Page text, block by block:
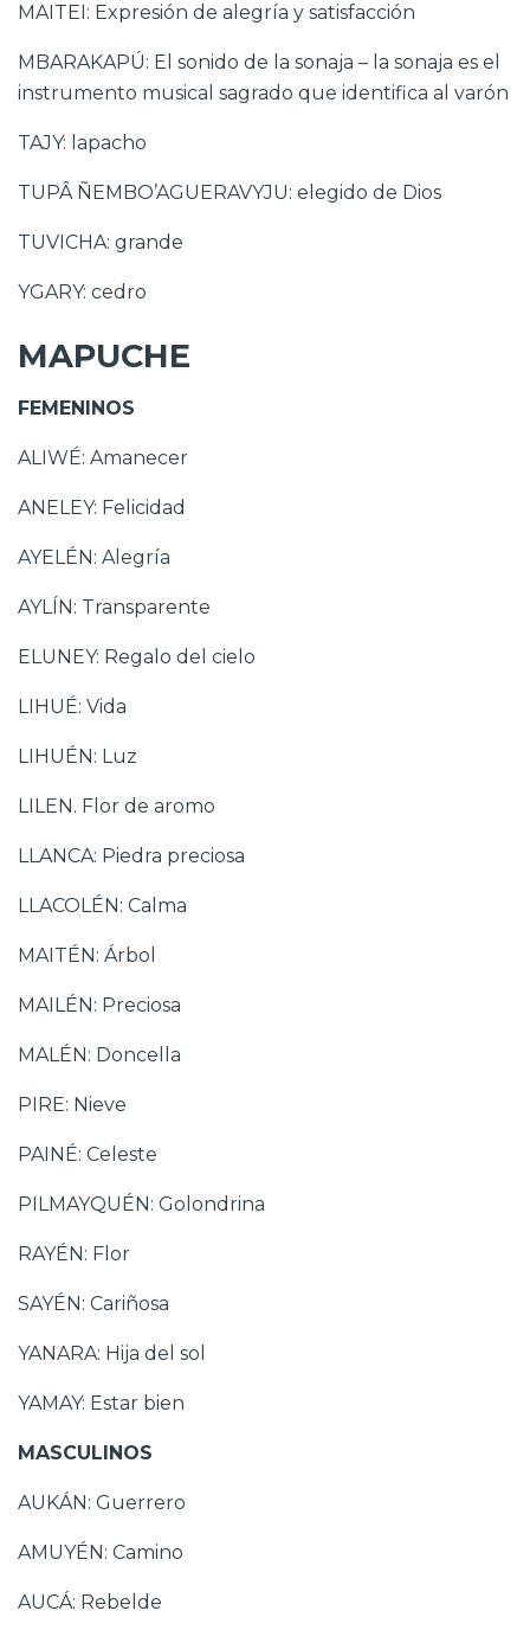
MAITEI: Expresión de alegría y satisfacción
MBARAKAPÚ: El sonido de la sonaja – la sonaja es el
instrumento musical sagrado que identifica al varón
TAJY: lapacho
TUPÂ ÑEMBO’AGUERAVYJU: elegido de Dios
TUVICHA: grande
YGARY: cedro
MAPUCHE
FEMENINOS
ALIWÉ: Amanecer
ANELEY: Felicidad
AYELÉN: Alegría
AYLÍN: Transparente
ELUNEY: Regalo del cielo
LIHUÉ: Vida
LIHUÉN: Luz
LILEN. Flor de aromo
LLANCA: Piedra preciosa
LLACOLÉN: Calma
MAITÉN: Árbol
MAILÉN: Preciosa
MALÉN: Doncella
PIRE: Nieve
PAINÉ: Celeste
PILMAYQUÉN: Golondrina
RAYÉN: Flor
SAYÉN: Cariñosa
YANARA: Hija del sol
YAMAY: Estar bien
MASCULINOS
AUKÁN: Guerrero
AMUYÉN: Camino
AUCÁ: Rebelde